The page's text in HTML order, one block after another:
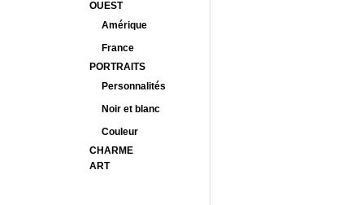
OUEST
Amérique
France
PORTRAITS
Personnalités
Noir et blanc
Couleur
CHARME
ART